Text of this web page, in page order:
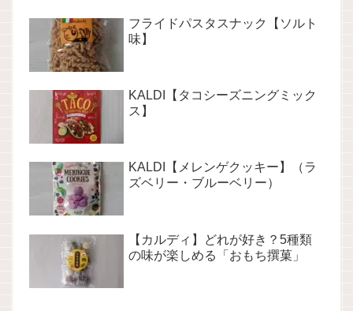
フライドパスタスナック【ソルト
味】
KALDI【タコシーズニングミック
ス】
KALDI【メレンゲクッキー】（ラ
ズベリー・ブルーベリー）
【カルディ】どれが好き？5種類
の味が楽しめる「おもち撰菓」